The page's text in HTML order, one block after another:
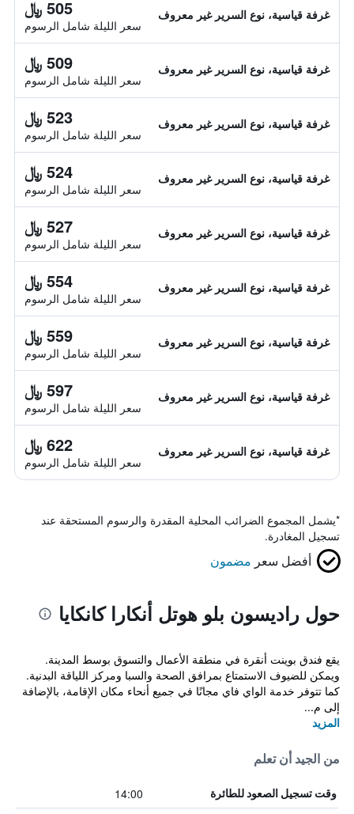
غرفة قياسية، نوع السرير غير معروف 505 ﷼
سعر الليلة شامل الرسوم
غرفة قياسية، نوع السرير غير معروف 509 ﷼
سعر الليلة شامل الرسوم
غرفة قياسية، نوع السرير غير معروف 523 ﷼
سعر الليلة شامل الرسوم
غرفة قياسية، نوع السرير غير معروف 524 ﷼
سعر الليلة شامل الرسوم
غرفة قياسية، نوع السرير غير معروف 527 ﷼
سعر الليلة شامل الرسوم
غرفة قياسية، نوع السرير غير معروف 554 ﷼
سعر الليلة شامل الرسوم
غرفة قياسية، نوع السرير غير معروف 559 ﷼
سعر الليلة شامل الرسوم
غرفة قياسية، نوع السرير غير معروف 597 ﷼
سعر الليلة شامل الرسوم
غرفة قياسية، نوع السرير غير معروف 622 ﷼
سعر الليلة شامل الرسوم
*يشمل المجموع الضرائب المحلية المقدرة والرسوم المستحقة عند
تسجيل المغادرة.
أفضل سعر مضمون
حول راديسون بلو هوتل أنكارا كانكايا
يقع فندق بوينت أنقرة في منطقة الأعمال والتسوق بوسط المدينة.
ويمكن للضيوف الاستمتاع بمرافق الصحة والسبا ومركز اللياقة البدنية.
كما تتوفر خدمة الواي فاي مجانًا في جميع أنحاء مكان الإقامة، بالإضافة
إلى م...
المزيد
من الجيد أن تعلم
وقت تسجيل الصعود للطائرة 14:00